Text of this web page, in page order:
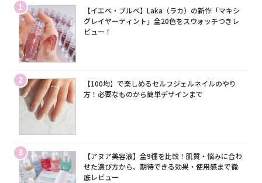
1
【イエベ・ブルベ】Laka（ラカ）の新作「マキシ
グレイヤーティント」全20色をスウォッチつきレ
ビュー！
2
【100均】で楽しめるセルフジェルネイルのやり
方！必要なものから簡単デザインまで
3
【アヌア美容液】全9種を比較！肌質・悩みに合わ
せた選び方から、期待できる効果・使用感まで徹
底レビュー